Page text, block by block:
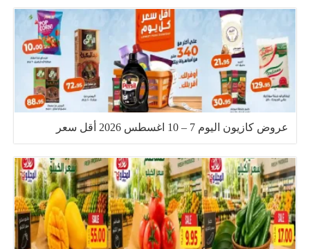
عروض كازيون اليوم 7 – 10 اغسطس 2026 أقل سعر